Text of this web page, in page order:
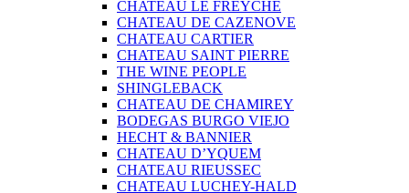
CHATEAU LE FREYCHE
CHATEAU DE CAZENOVE
CHATEAU CARTIER
CHATEAU SAINT PIERRE
THE WINE PEOPLE
SHINGLEBACK
CHATEAU DE CHAMIREY
BODEGAS BURGO VIEJO
HECHT & BANNIER
CHATEAU D’YQUEM
CHATEAU RIEUSSEC
CHATEAU LUCHEY-HALD